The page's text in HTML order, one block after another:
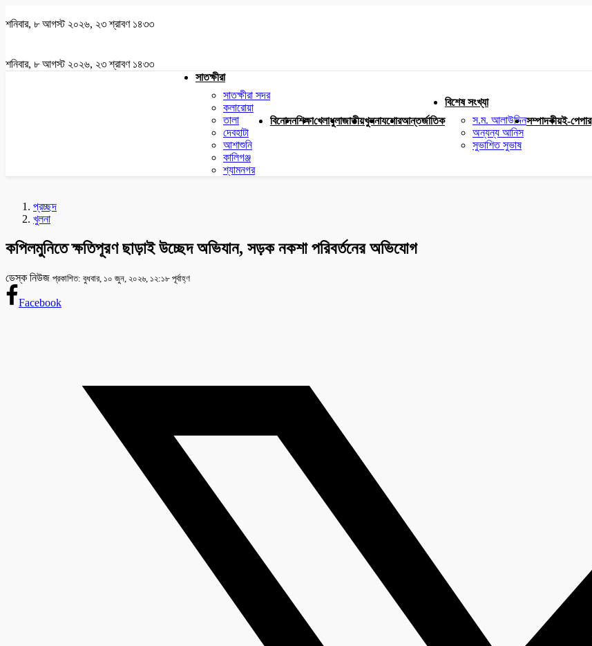
শনিবার, ৮ আগস্ট ২০২৬, ২৩ শ্রাবণ ১৪৩৩
শনিবার, ৮ আগস্ট ২০২৬, ২৩ শ্রাবণ ১৪৩৩
সাতক্ষীরা
সাতক্ষীরা সদর
কলারোয়া
তালা
দেবহাটা
আশাশুনি
কালিগঞ্জ
শ্যামনগর
বিনোদনশিক্ষাখেলাধুলাজাতীয়খুলনাযশোরআন্তর্জাতিক
বিশেষ সংখ্যা
স.ম. আলাউদ্দিন
অন্যন্য আনিস
সুভাশিত সুভাষ
সম্পাদকীয়ই-পেপার
প্রচ্ছদ
খুলনা
কপিলমুনিতে ক্ষতিপূরণ ছাড়াই উচ্ছেদ অভিযান, সড়ক নকশা পরিবর্তনের অভিযোগ
ডেস্ক নিউজ প্রকাশিত: বুধবার, ১০ জুন, ২০২৬, ১২:১৮ পূর্বাহ্ণ
Facebook